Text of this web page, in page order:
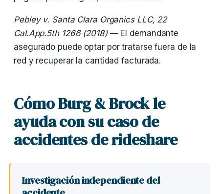
Pebley v. Santa Clara Organics LLC, 22
Cal.App.5th 1266 (2018)— El demandante
asegurado puede optar por tratarse fuera de la
red y recuperar la cantidad facturada.
Cómo Burg & Brock le
ayuda con su caso de
accidentes de rideshare
Investigación independiente del